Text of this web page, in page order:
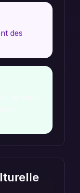
des